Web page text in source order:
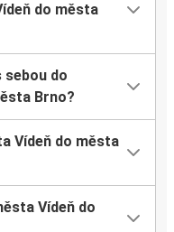
do města
sebou do
Brno?
Vídeň do města
Vídeň do